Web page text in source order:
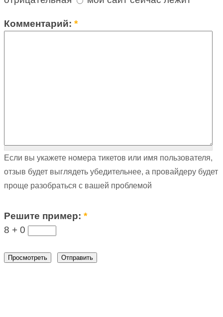
Комментарий:*
Если вы укажете номера тикетов или имя пользователя,
отзыв будет выглядеть убедительнее, а провайдеру будет
проще разобраться с вашей проблемой
Решите пример:*
8 + 0